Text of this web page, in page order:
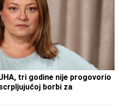
tri godine nije progovorio
borbi za